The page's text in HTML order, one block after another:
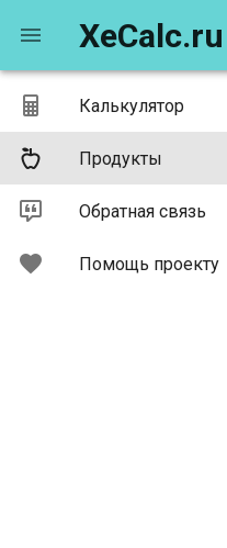
Калькулятор
Продукты
Обратная связь
Помощь проекту
XeCalc.ru